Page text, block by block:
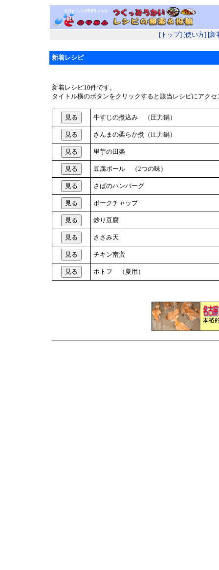
[トップ] [使い方] [新
新着レシピ
新着レシピ10件です。
タイトル横のボタンをクリックすると該当レシピにアクセ
牛すじの煮込み （圧力鍋）
さんまの柔らか煮（圧力鍋）
里芋の田楽
豆腐ボール （2つの味）
さばのハンバーグ
ポークチャップ
炒り豆腐
ささみ天
チキン南蛮
ポトフ （夏用）